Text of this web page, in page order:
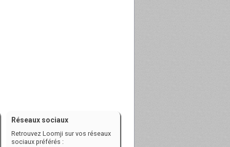
Réseaux sociaux
Retrouvez Loomji sur vos réseaux
sociaux préférés :